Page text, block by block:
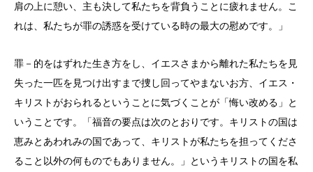
肩の上に憩い、主も決して私たちを背負うことに疲れません。こ
れは、私たちが罪の誘惑を受けている時の最大の慰めです。」
罪－的をはずれた生き方をし、イエスさまから離れた私たちを見
失った一匹を見つけ出すまで捜し回ってやまないお方、イエス・
キリストがおられるということに気づくことが「悔い改める」と
いうことです。「福音の要点は次のとおりです。キリストの国は
恵みとあわれみの国であって、キリストが私たちを担ってくださ
ること以外の何ものでもありません。」というキリストの国を私